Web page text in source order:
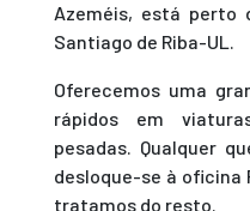
Azeméis, está perto
Santiago de Riba-UL.
Oferecemos uma
rápidos em
pesadas. Qualquer
desloque-se à oficina
tratamos do resto.